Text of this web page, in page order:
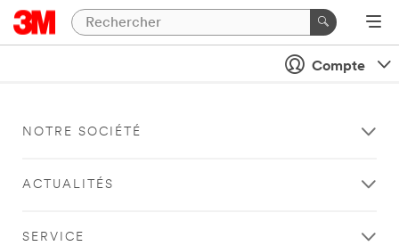
Compte
NOTRE SOCIÉTÉ
ACTUALITÉS
SERVICE